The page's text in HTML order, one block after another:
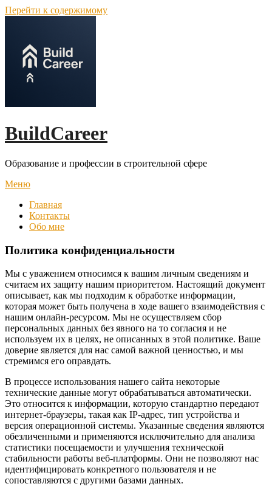
Перейти к содержимому
BuildCareer
Образование и профессии в строительной сфере
Меню
Главная
Контакты
Обо мне
Политика конфиденциальности
Мы с уважением относимся к вашим личным сведениям и
считаем их защиту нашим приоритетом. Настоящий документ
описывает, как мы подходим к обработке информации,
которая может быть получена в ходе вашего взаимодействия с
нашим онлайн-ресурсом. Мы не осуществляем сбор
персональных данных без явного на то согласия и не
используем их в целях, не описанных в этой политике. Ваше
доверие является для нас самой важной ценностью, и мы
стремимся его оправдать.
В процессе использования нашего сайта некоторые
технические данные могут обрабатываться автоматически.
Это относится к информации, которую стандартно передают
интернет-браузеры, такая как IP-адрес, тип устройства и
версия операционной системы. Указанные сведения являются
обезличенными и применяются исключительно для анализа
статистики посещаемости и улучшения технической
стабильности работы веб-платформы. Они не позволяют нас
идентифицировать конкретного пользователя и не
сопоставляются с другими базами данных.